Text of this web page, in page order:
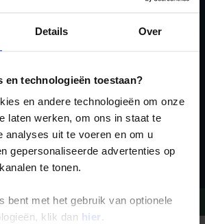
Details Over
en technologieën toestaan?
en andere technologieën om onze
laten werken, om ons in staat te
analyses uit te voeren en om u
gepersonaliseerde advertenties op
te tonen.
bent met het gebruik van optionele
klik dan hier .
je in voor de
nieuwsbrief
Inschrijven
Bel 020-7887700